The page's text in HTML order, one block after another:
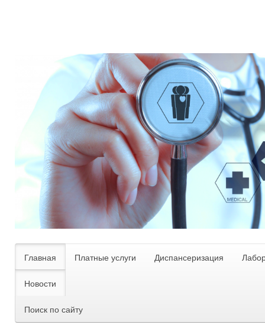
Главная Платные услуги Диспансеризация
Новости
Поиск по сайту